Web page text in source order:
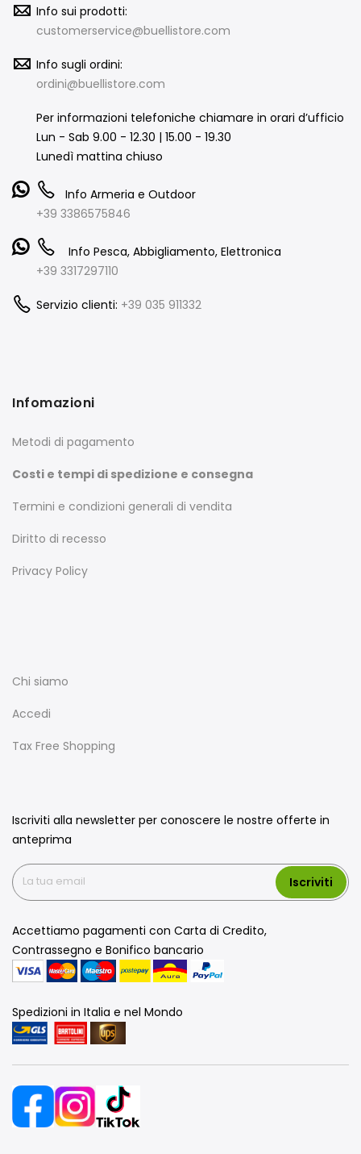
Info sui prodotti:
customerservice@buellistore.com
Info sugli ordini:
ordini@buellistore.com
Per informazioni telefoniche chiamare in orari d’ufficio
Lun - Sab 9.00 - 12.30 | 15.00 - 19.30
Lunedì mattina chiuso
Info Armeria e Outdoor
+39 3386575846
Info Pesca, Abbigliamento, Elettronica
+39 3317297110
Servizio clienti: +39 035 911332
Infomazioni
Metodi di pagamento
Costi e tempi di spedizione e consegna
Termini e condizioni generali di vendita
Diritto di recesso
Privacy Policy
Chi siamo
Accedi
Tax Free Shopping
Iscriviti alla newsletter per conoscere le nostre offerte in
anteprima
Iscriviti
Accettiamo pagamenti con Carta di Credito,
Contrassegno e Bonifico bancario
Spedizioni in Italia e nel Mondo